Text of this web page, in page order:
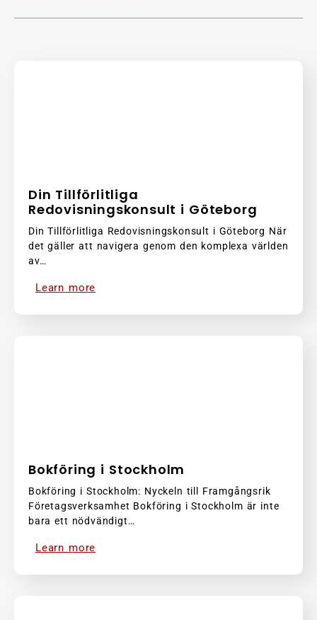
Din Tillförlitliga
Redovisningskonsult i Göteborg
Din Tillförlitliga Redovisningskonsult i Göteborg När
det gäller att navigera genom den komplexa världen
av…
Learn more
Bokföring i Stockholm
Bokföring i Stockholm: Nyckeln till Framgångsrik
Företagsverksamhet Bokföring i Stockholm är inte
bara ett nödvändigt…
Learn more